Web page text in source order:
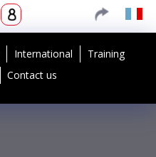
International
Training
Contact us